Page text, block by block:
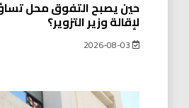
حين يصبح التفوق محل
لإقالة وزير التزوير؟